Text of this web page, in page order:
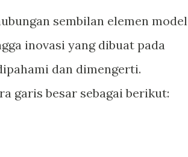
sembilan elemen model
inovasi yang dibuat pada
dan dimengerti.
garis besar sebagai berikut: